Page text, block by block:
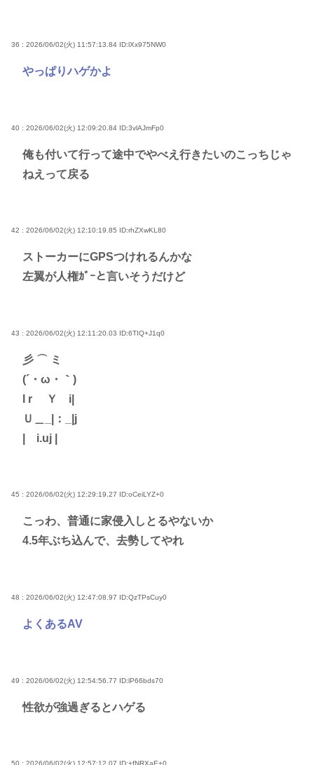
36 : 2026/06/02(火) 11:57:13.84 ID:lXx975NW0
やっぱりハゲかよ
40 : 2026/06/02(火) 12:09:20.84 ID:3vlAJmFp0
俺も付いて行って途中でやべえ行きたいのこっちじゃ
ねえって戻る
42 : 2026/06/02(火) 12:10:19.85 ID:rhZXwKL80
ストーカーにGPSつけれるんかな
左翼が人権ｶﾞｰと言いそうだけど
43 : 2026/06/02(火) 12:11:20.03 ID:6TIQ+J1q0
彡 ⌒ ミ
(´・ω・｀)
l r Ｙ i|
Ｕ＿_|：_|j
| i.uj |
45 : 2026/06/02(火) 12:29:19.27 ID:oCeiLYZ+0
こっわ、普通に家侵入しとるやないか
4.5年ぶち込んで、去勢してやれ
48 : 2026/06/02(火) 12:47:08.97 ID:QzTPsCuy0
よくあるAV
49 : 2026/06/02(火) 12:54:56.77 ID:lP66bds70
性欲が強過ぎるとハゲる
50 : 2026/06/02(火) 12:57:12.07 ID:+fNRXaE+0